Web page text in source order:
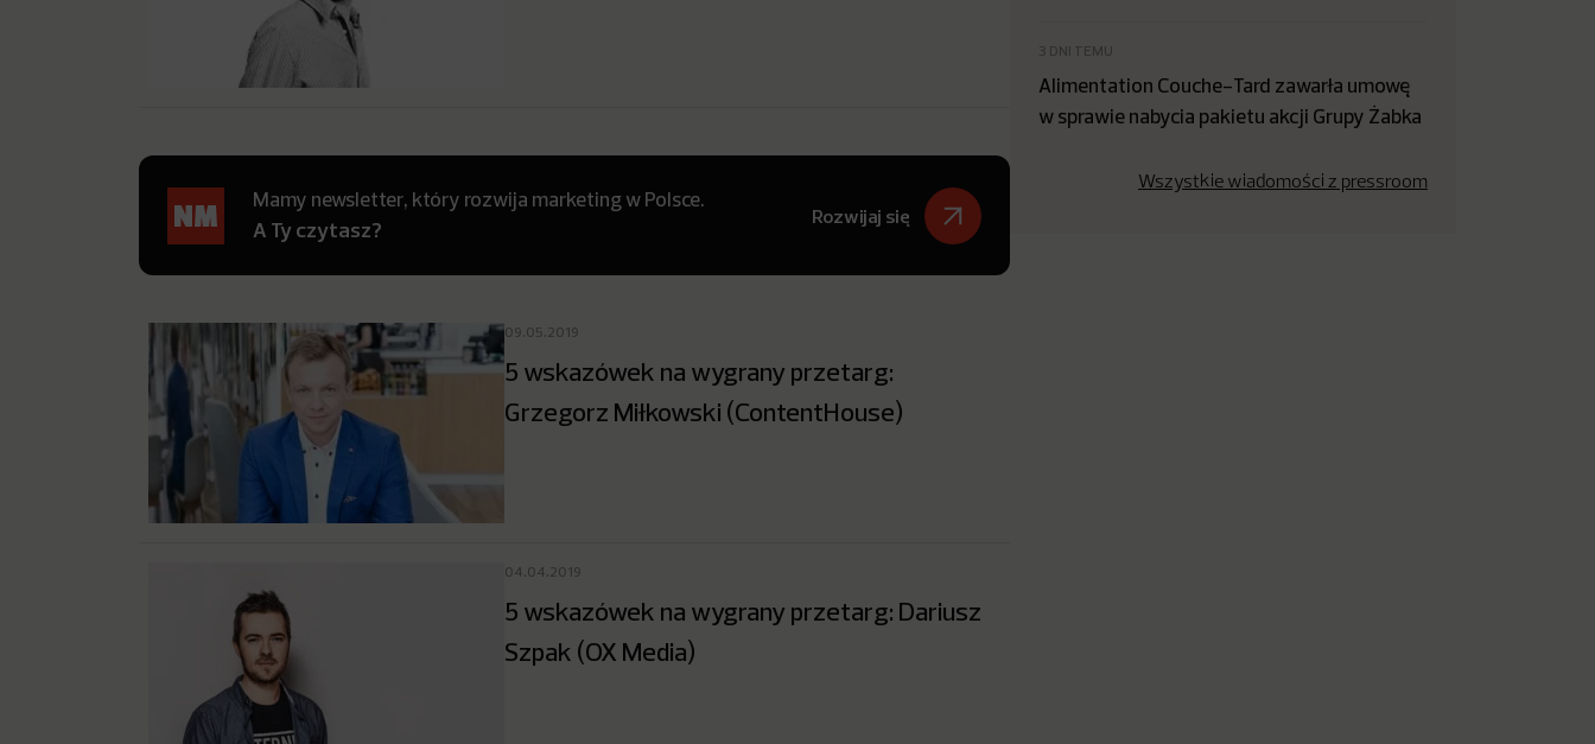
Mamy newsletter, który rozwija marketing w Polsce.
A Ty czytasz?
Rozwijaj się
09.05.2019
5 wskazówek na wygrany przetarg:
Grzegorz Miłkowski (ContentHouse)
04.04.2019
5 wskazówek na wygrany przetarg: Dariusz
Szpak (OX Media)
3 DNI TEMU
Alimentation Couche-Tard zawarła umowę
w sprawie nabycia pakietu akcji Grupy Żabka
Wszystkie wiadomości z pressroom